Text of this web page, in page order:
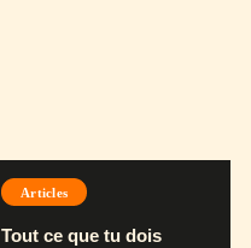
Articles
Tout ce que tu dois